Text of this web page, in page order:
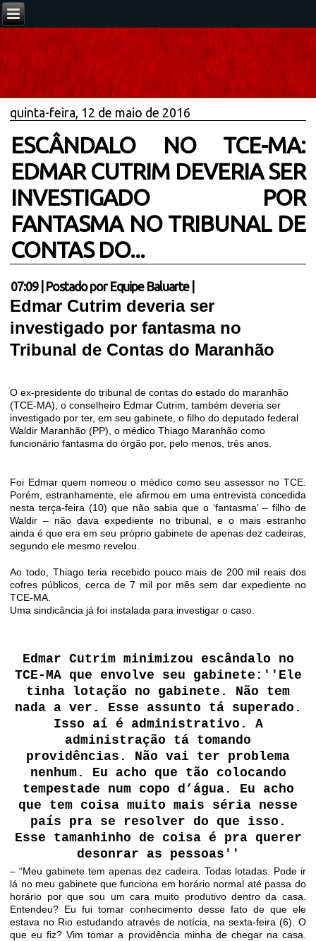
quinta-feira, 12 de maio de 2016
ESCÂNDALO NO TCE-MA:
EDMAR CUTRIM DEVERIA SER
INVESTIGADO POR
FANTASMA NO TRIBUNAL DE
CONTAS DO...
07:09| Postado por Equipe Baluarte
Edmar Cutrim deveria ser
investigado por fantasma no
Tribunal de Contas do Maranhão
O ex-presidente do tribunal de contas do estado do maranhão
(TCE-MA), o conselheiro Edmar Cutrim, também deveria ser
investigado por ter, em seu gabinete, o filho do deputado federal
Waldir Maranhão (PP), o médico Thiago Maranhão como
funcionário fantasma do órgão por, pelo menos, três anos.
Foi Edmar quem nomeou o médico como seu assessor no TCE.
Porém, estranhamente, ele afirmou em uma entrevista concedida
nesta terça-feira (10) que não sabia que o ‘fantasma’ – filho de
Waldir – não dava expediente no tribunal, e o mais estranho
ainda é que era em seu próprio gabinete de apenas dez cadeiras,
segundo ele mesmo revelou.
Ao todo, Thiago teria recebido pouco mais de 200 mil reais dos
cofres públicos, cerca de 7 mil por mês sem dar expediente no
TCE-MA.
Uma sindicância já foi instalada para investigar o caso.
Edmar Cutrim minimizou escândalo no
TCE-MA que envolve seu gabinete:''Ele
tinha lotação no gabinete. Não tem
nada a ver. Esse assunto tá superado.
Isso aí é administrativo. A
administração tá tomando
providências. Não vai ter problema
nenhum. Eu acho que tão colocando
tempestade num copo d’água. Eu acho
que tem coisa muito mais séria nesse
país pra se resolver do que isso.
Esse tamanhinho de coisa é pra querer
desonrar as pessoas''
– “Meu gabinete tem apenas dez cadeira. Todas lotadas. Pode ir
lá no meu gabinete que funciona em horário normal até passa do
horário por que sou um cara muito produtivo dentro da casa.
Entendeu? Eu fui tomar conhecimento desse fato de que ele
estava no Rio estudando através de notícia, na sexta-feira (6). O
que eu fiz? Vim tomar a providência minha de chegar na casa.